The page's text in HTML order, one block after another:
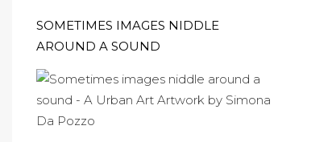
SOMETIMES IMAGES NIDDLE
AROUND A SOUND